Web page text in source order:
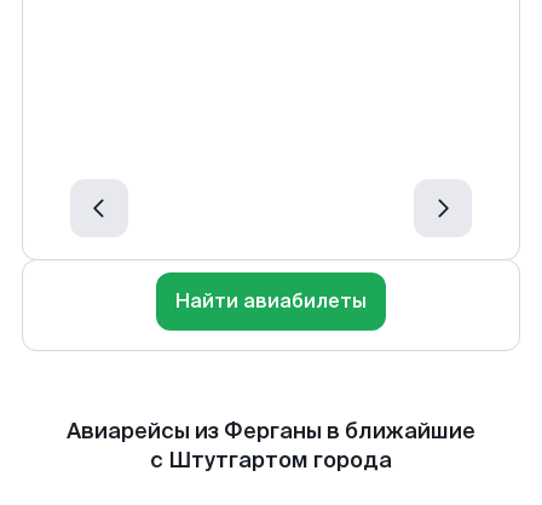
Найти авиабилеты
Авиарейсы из Ферганы в ближайшие
с Штутгартом города